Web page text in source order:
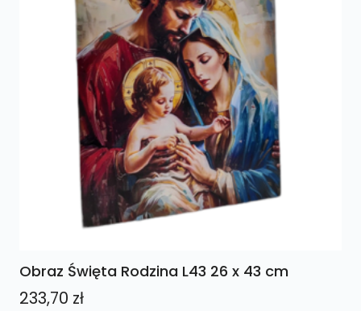
Obraz Święta Rodzina L43 26 x 43 cm
233,70 zł